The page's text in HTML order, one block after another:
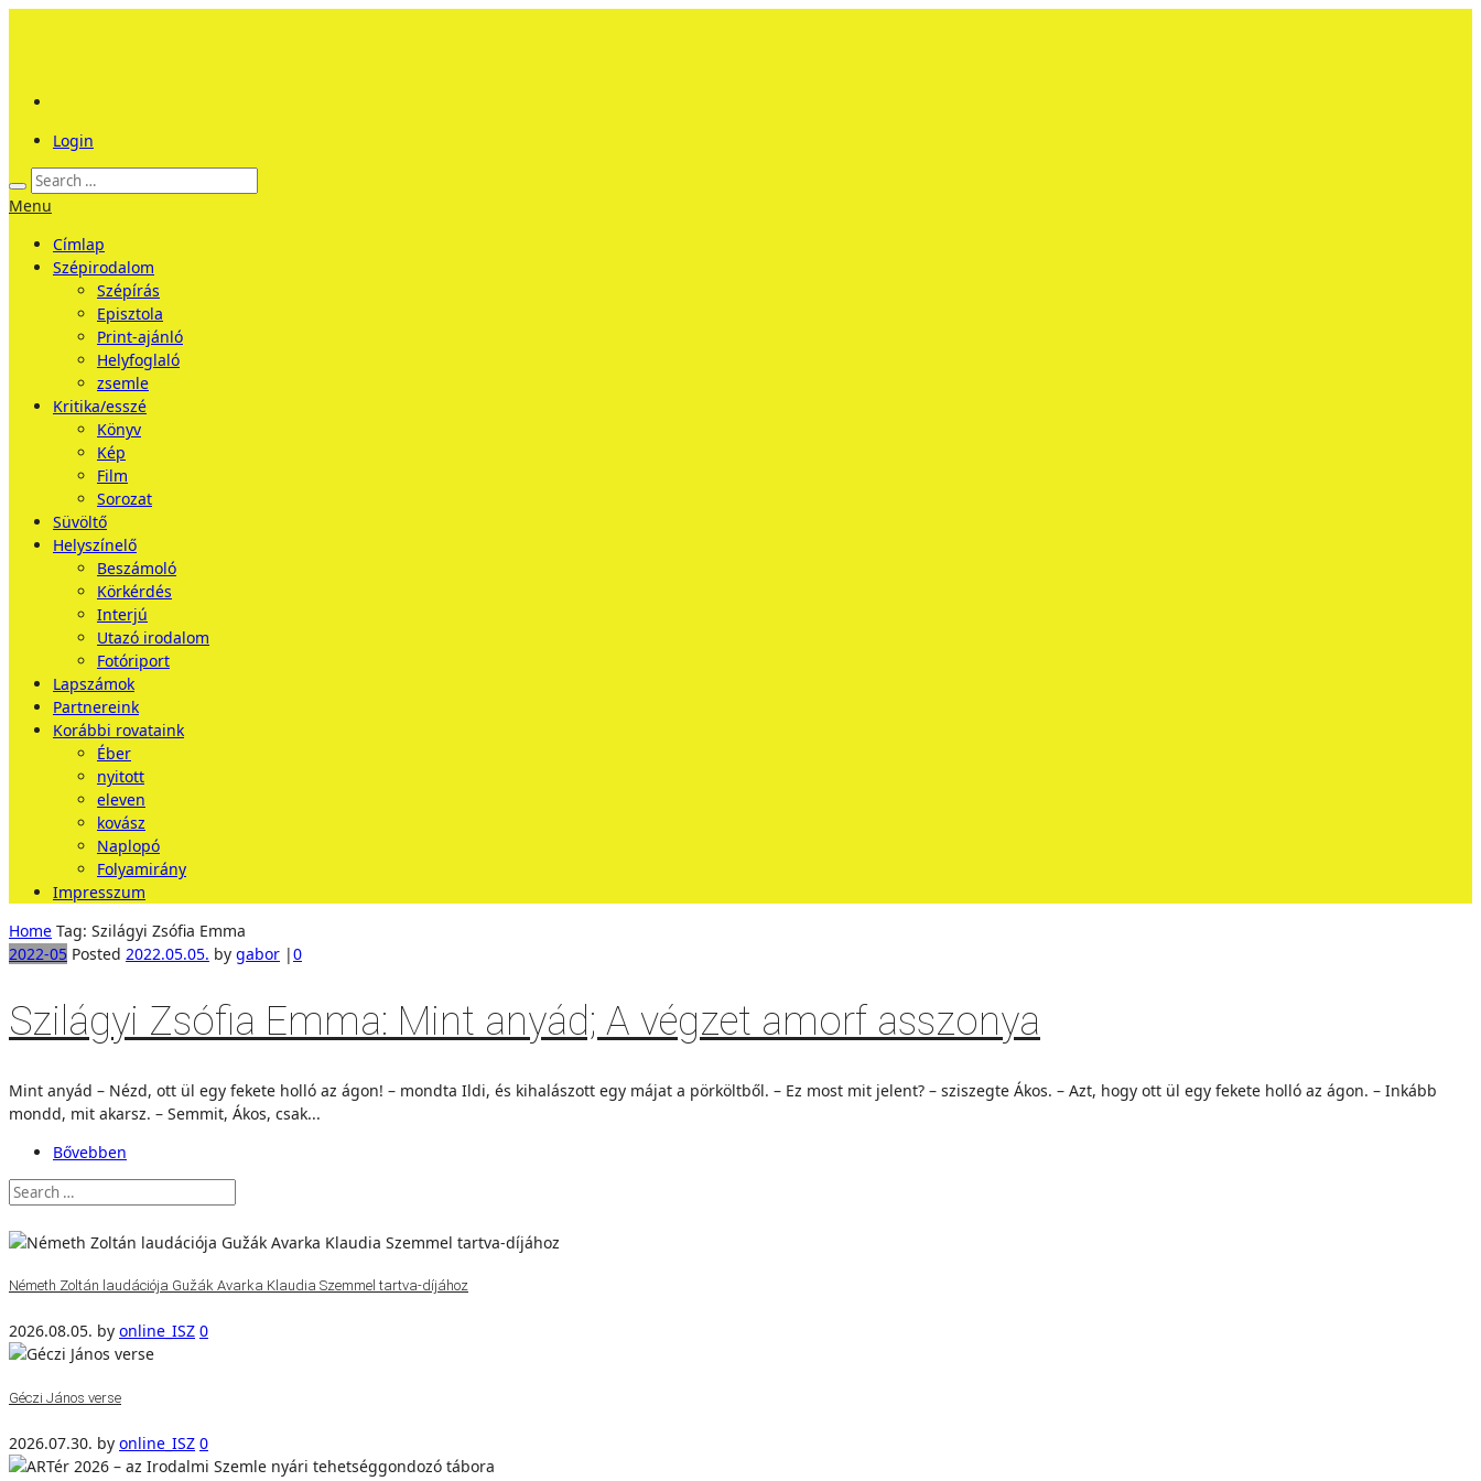
Login
Menu
Címlap
Szépirodalom
Szépírás
Episztola
Print-ajánló
Helyfoglaló
zsemle
Kritika/esszé
Könyv
Kép
Film
Sorozat
Süvöltő
Helyszínelő
Beszámoló
Körkérdés
Interjú
Utazó irodalom
Fotóriport
Lapszámok
Partnereink
Korábbi rovataink
Éber
nyitott
eleven
kovász
Naplopó
Folyamirány
Impresszum
Home Tag: Szilágyi Zsófia Emma
2022-05 Posted 2022.05.05. by gabor |0
Szilágyi Zsófia Emma: Mint anyád; A végzet amorf asszonya
Mint anyád – Nézd, ott ül egy fekete holló az ágon! – mondta Ildi, és kihalászott egy májat a pörköltből. – Ez most mit jelent? – sziszegte Ákos. – Azt, hogy ott ül egy fekete holló az ágon. – Inkább
mondd, mit akarsz. – Semmit, Ákos, csak...
Bővebben
Németh Zoltán laudációja Gužák Avarka Klaudia Szemmel tartva-díjához
2026.08.05. by online_ISZ 0
Géczi János verse
2026.07.30. by online_ISZ 0